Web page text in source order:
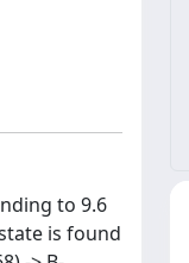
to 9.6
is found